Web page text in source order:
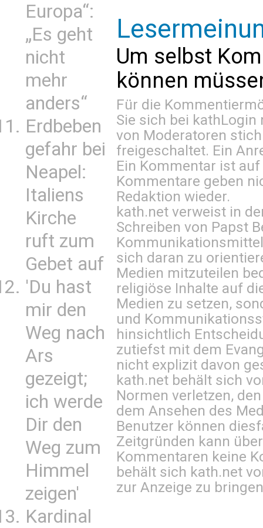
Europa“:
„Es geht
nicht
mehr
anders“
Erdbeben
gefahr bei
Neapel:
Italiens
Kirche
ruft zum
Gebet auf
'Du hast
mir den
Weg nach
Ars
gezeigt;
ich werde
Dir den
Weg zum
Himmel
zeigen'
Kardinal
Um selbst
können
Für die
Sie sich bei kathLogin
von Moderatoren
freigeschaltet. Ein
Ein Kommentar ist
Kommentare geben
Redaktion wieder.
kath.net verweist in
Schreiben von Papst
sich daran zu
Medien mitzuteilen
religiöse Inhalte auf
Medien zu setzen,
und
hinsichtlich
zutiefst mit dem
nicht explizit davon
kath.net behält sich
Normen verletzen,
dem Ansehen des
Benutzer können
Zeitgründen kann
Kommentaren keine
behält sich kath.net
zur Anzeige zu